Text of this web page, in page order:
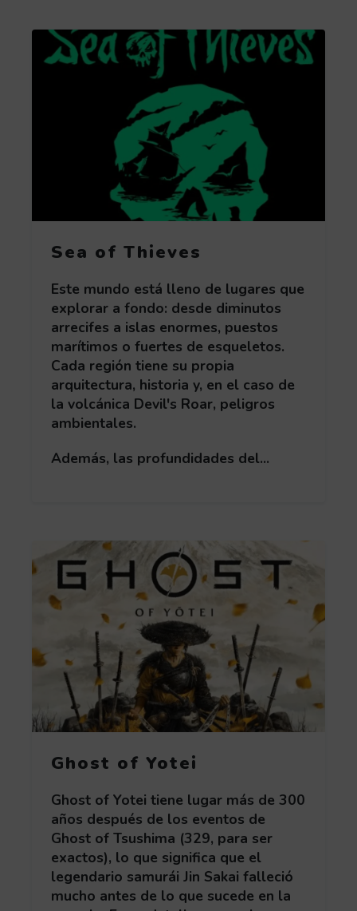
Sea of Thieves
Este mundo está lleno de lugares que
explorar a fondo: desde diminutos
arrecifes a islas enormes, puestos
marítimos o fuertes de esqueletos.
Cada región tiene su propia
arquitectura, historia y, en el caso de
la volcánica Devil's Roar, peligros
ambientales.
Además, las profundidades del...
Obtén más información acerca de Sea of Thieves
Ghost of Yotei
Ghost of Yotei tiene lugar más de 300
años después de los eventos de
Ghost of Tsushima (329, para ser
exactos), lo que significa que el
legendario samurái Jin Sakai falleció
mucho antes de lo que sucede en la
Obtén más información acerca de Ghost of Yotei